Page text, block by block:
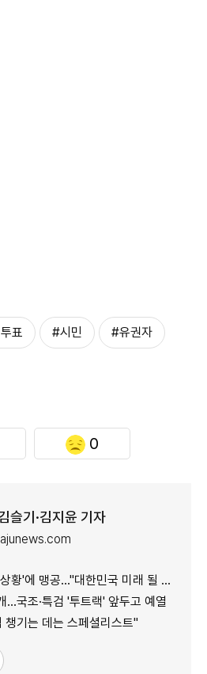
표 #시민 #유권자
0
슬기·김지윤 기자
'에 맹공…"대한민국 미래 될 수도"
…국조·특검 '투트랙' 앞두고 예열
기는 데는 스페셜리스트"